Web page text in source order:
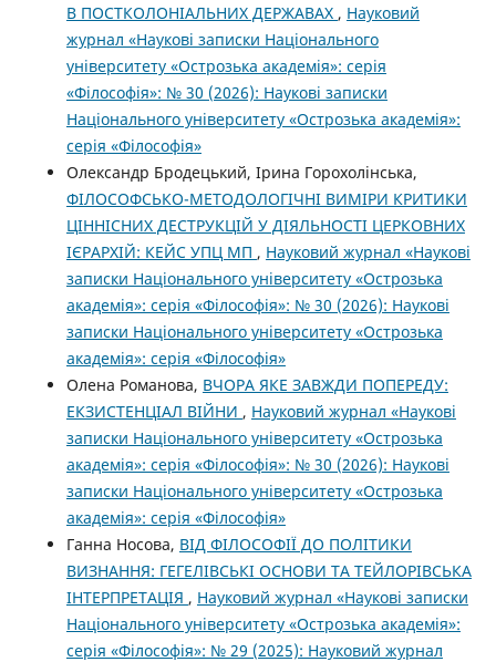
В ПОСТКОЛОНІАЛЬНИХ ДЕРЖАВАХ , Науковий
журнал «Наукові записки Національного
університету «Острозька академія»: серія
«Філософія»: № 30 (2026): Наукові записки
Національного університету «Острозька академія»:
серія «Філософія»
Олександр Бродецький, Ірина Горохолінська,
ФІЛОСОФСЬКО-МЕТОДОЛОГІЧНІ ВИМІРИ КРИТИКИ
ЦІННІСНИХ ДЕСТРУКЦІЙ У ДІЯЛЬНОСТІ ЦЕРКОВНИХ
ІЄРАРХІЙ: КЕЙС УПЦ МП , Науковий журнал «Наукові
записки Національного університету «Острозька
академія»: серія «Філософія»: № 30 (2026): Наукові
записки Національного університету «Острозька
академія»: серія «Філософія»
Олена Романова, ВЧОРА ЯКЕ ЗАВЖДИ ПОПЕРЕДУ:
ЕКЗИСТЕНЦІАЛ ВІЙНИ , Науковий журнал «Наукові
записки Національного університету «Острозька
академія»: серія «Філософія»: № 30 (2026): Наукові
записки Національного університету «Острозька
академія»: серія «Філософія»
Ганна Носова, ВІД ФІЛОСОФІЇ ДО ПОЛІТИКИ
ВИЗНАННЯ: ГЕГЕЛІВСЬКІ ОСНОВИ ТА ТЕЙЛОРІВСЬКА
ІНТЕРПРЕТАЦІЯ , Науковий журнал «Наукові записки
Національного університету «Острозька академія»:
серія «Філософія»: № 29 (2025): Науковий журнал